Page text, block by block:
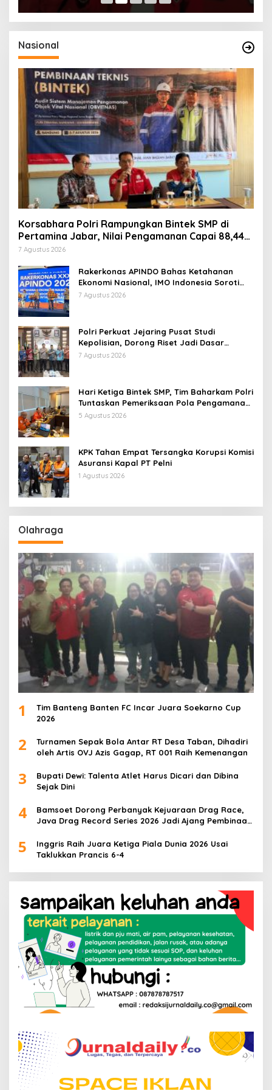
Nasional
Korsabhara Polri Rampungkan Bintek SMP di
Pertamina Jabar, Nilai Pengamanan Capai 88,44
Persen
7 Agustus 2026
Rakerkonas APINDO Bahas Ketahanan
Ekonomi Nasional, IMO Indonesia Soroti
Pentingnya Kolaborasi Lintas Sektor
7 Agustus 2026
Polri Perkuat Jejaring Pusat Studi
Kepolisian, Dorong Riset Jadi Dasar
Kebijakan dan Inovasi
7 Agustus 2026
Hari Ketiga Bintek SMP, Tim Baharkam Polri
Tuntaskan Pemeriksaan Pola Pengamanan
Pertamina Patra Niaga Jabar
5 Agustus 2026
KPK Tahan Empat Tersangka Korupsi Komisi
Asuransi Kapal PT Pelni
1 Agustus 2026
Olahraga
1
Tim Banteng Banten FC Incar Juara Soekarno Cup
2026
2
Turnamen Sepak Bola Antar RT Desa Taban, Dihadiri
oleh Artis OVJ Azis Gagap, RT 001 Raih Kemenangan
3
Bupati Dewi: Talenta Atlet Harus Dicari dan Dibina
Sejak Dini
4
Bamsoet Dorong Perbanyak Kejuaraan Drag Race,
Java Drag Record Series 2026 Jadi Ajang Pembinaan
5
Inggris Raih Juara Ketiga Piala Dunia 2026 Usai
Taklukkan Prancis 6-4